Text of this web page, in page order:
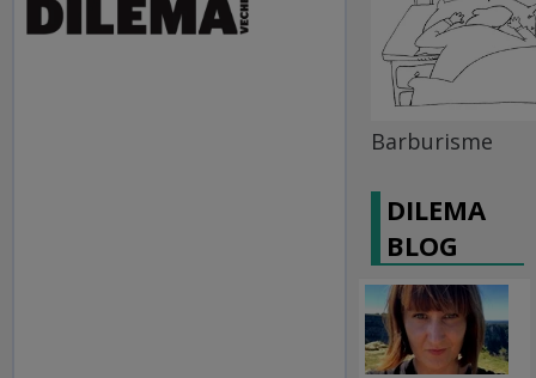
Barburisme
DILEMA
BLOG